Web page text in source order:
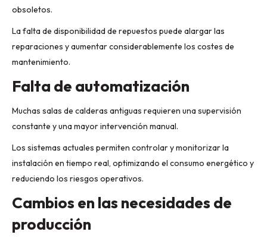
obsoletos.
La falta de disponibilidad de repuestos puede alargar las
reparaciones y aumentar considerablemente los costes de
mantenimiento.
Falta de automatización
Muchas salas de calderas antiguas requieren una supervisión
constante y una mayor intervención manual.
Los sistemas actuales permiten controlar y monitorizar la
instalación en tiempo real, optimizando el consumo energético y
reduciendo los riesgos operativos.
Cambios en las necesidades de
producción